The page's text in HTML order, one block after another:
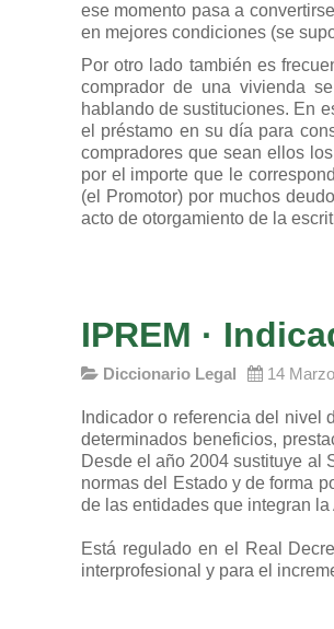
ese momento pasa a
en mejores condiciones (se
Por otro lado también es
comprador de una vivienda
hablando de sustituciones. En
el préstamo en su día para
compradores que sean ellos
por el importe que le
(el Promotor) por muchos
acto de otorgamiento de la
IPREM ·
Diccionario Legal 14
Indicador o referencia del nivel
determinados beneficios,
Desde el año 2004 sustituye al
normas del Estado y de forma
de las entidades que integran
Está regulado en el Real
interprofesional y para el